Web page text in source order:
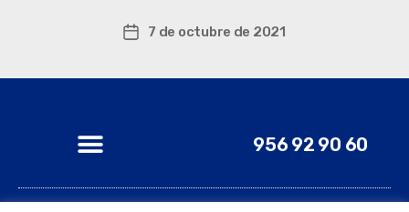
7 de octubre de 2021
956 92 90 60